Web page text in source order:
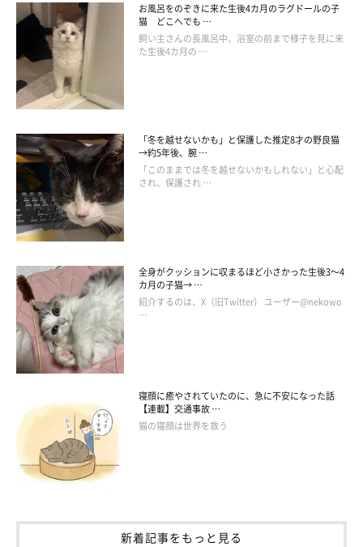
お風呂をのぞきに来た生後4カ月のラグドールの子
猫 どこへでも …
飼い主さんの長風呂中、浴室の前まで様子を見に来
た生後4カ月の …
「冬を越せないかも」と保護した推定8才の野良猫
→約5年後、腕 …
「このままでは冬を越せないかもしれない」と心配
され、保護され …
全身がクッションに収まるほど小さかった生後3～4
カ月の子猫→ …
紹介するのは、X（旧Twitter） ユーザー@nekowo
…
寝顔に癒やされていたのに、急に不安になった話
【連載】交通事故 …
猫の寝顔は世界を救う
新着記事をもっと見る